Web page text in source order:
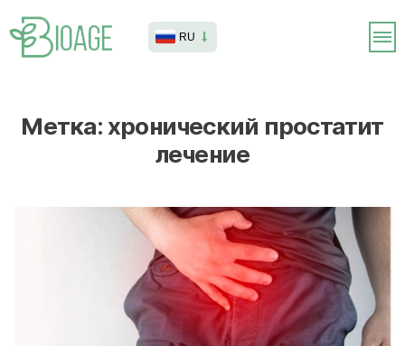
RU
Метка: хронический простатит
лечение